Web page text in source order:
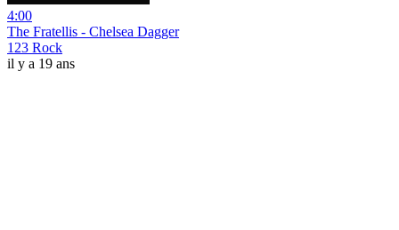
4:00
The Fratellis - Chelsea Dagger
123 Rock
il y a 19 ans